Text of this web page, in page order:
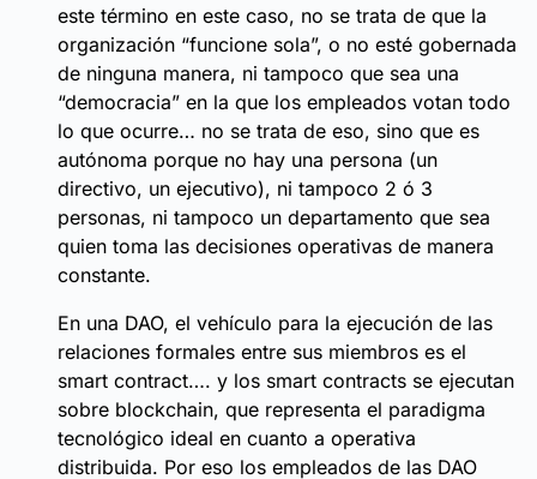
este término en este caso, no se trata de que la
organización “funcione sola”, o no esté gobernada
de ninguna manera, ni tampoco que sea una
“democracia” en la que los empleados votan todo
lo que ocurre… no se trata de eso, sino que es
autónoma porque no hay una persona (un
directivo, un ejecutivo), ni tampoco 2 ó 3
personas, ni tampoco un departamento que sea
quien toma las decisiones operativas de manera
constante.
En una DAO, el vehículo para la ejecución de las
relaciones formales entre sus miembros es el
smart contract…. y los smart contracts se ejecutan
sobre blockchain, que representa el paradigma
tecnológico ideal en cuanto a operativa
distribuida. Por eso los empleados de las DAO